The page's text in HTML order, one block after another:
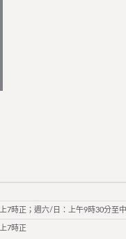
7時正；週六/日：上午9時30分至
7時正